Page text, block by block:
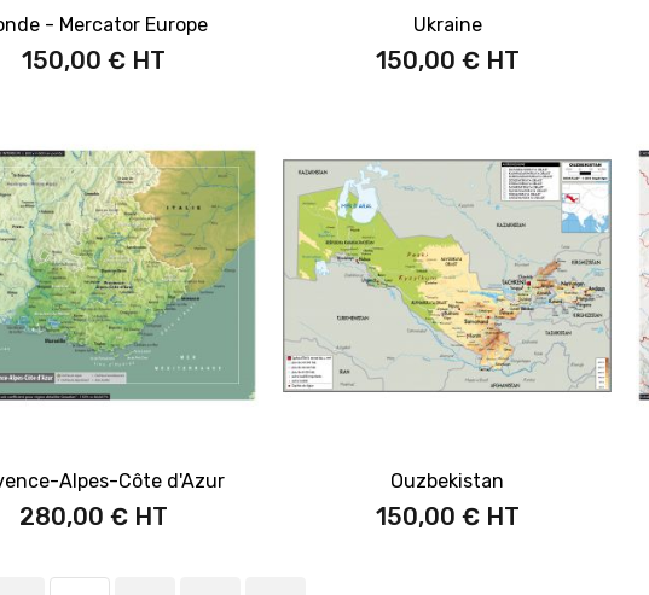
- Mercator Europe
150,00 €
Ukraine
150,00 €
Alpes-Côte d'Azur
280,00 €
Ouzbekistan
150,00 €